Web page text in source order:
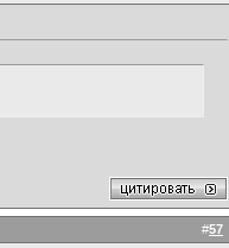
#57